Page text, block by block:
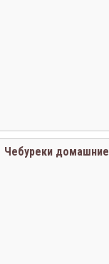
Чебуреки домашние